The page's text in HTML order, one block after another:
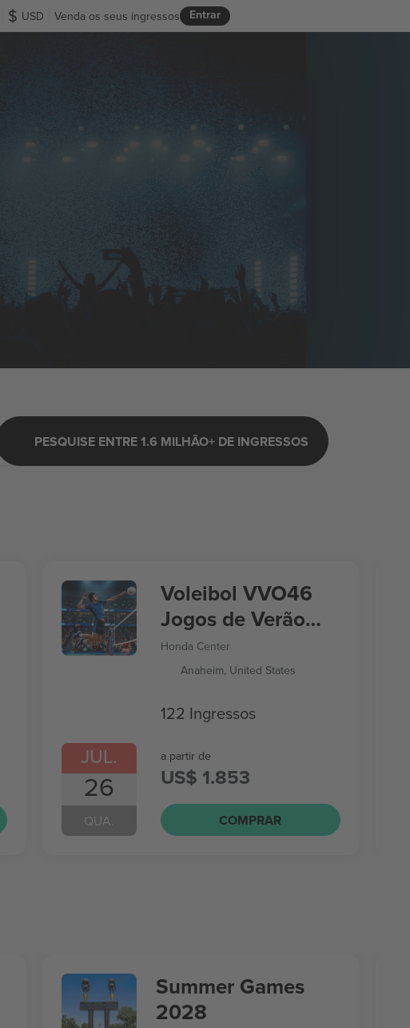
USD Entrar
Venda os seus ingressos
PESQUISE ENTRE 1.6 MILHÃO+ DE INGRESSOS
JUL.
26
QUA.
Voleibol VVO46
Jogos de Verão
2028
Honda Center
Anaheim, United States
122 Ingressos
a partir de
US$ 1.853
COMPRAR
Summer Games
2028